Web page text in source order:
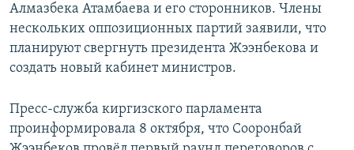
Алмазбека Атамбаева и его сторонников. Члены
нескольких оппозиционных партий заявили, что
планируют свергнуть президента Жээнбекова и
создать новый кабинет министров.
Пресс-служба киргизского парламента
проинформировала 8 октября, что Сооронбай